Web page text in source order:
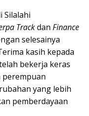
Silalahi
Trackdan Finance
selesainya
kasih kepada
bekerja keras
yang lebih
pemberdayaan